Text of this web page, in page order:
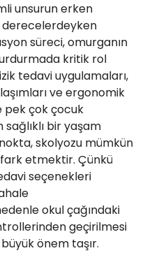
unsurun erken
derecelerdeyken
süreci, omurganın
kritik rol
tedavi uygulamaları,
ve ergonomik
pek çok çocuk
bir yaşam
skolyozu mümkün
etmektir. Çünkü
seçenekleri
okul çağındaki
geçirilmesi
önem taşır.